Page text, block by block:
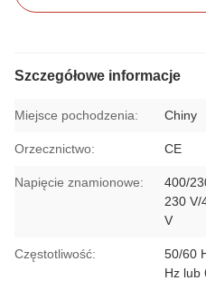
Szczegółowe informacje
Miejsce pochodzenia: Chiny
Orzecznictwo: CE
Napięcie znamionowe:
400/
230 V/
V
Częstotliwość:
50/60
Hz lub